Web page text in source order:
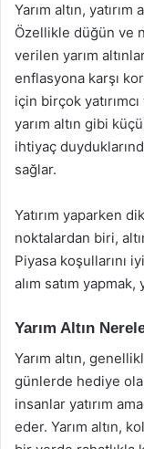
Yarım altın,
Özellikle düğün ve
verilen yarım
enflasyona karşı
için birçok
yarım altın gibi
ihtiyaç
sağlar.
Yatırım yaparken
noktalardan biri,
Piyasa koşullarını
alım satım yapmak,
Yarım Altın
Yarım altın,
günlerde hediye
insanlar yatırım
eder. Yarım altın,